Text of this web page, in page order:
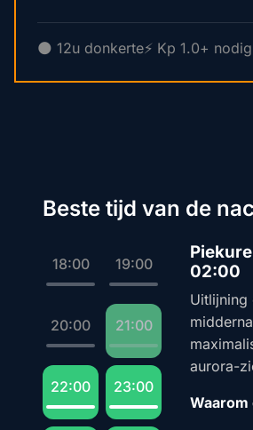
🌑 12u donkerte⚡ Kp 1.0+ nodig
Beste tijd van de
18:00 19:00
20:00 21:00
22:00 23:00
02:00
Uitlijning
aurora-
Waarom